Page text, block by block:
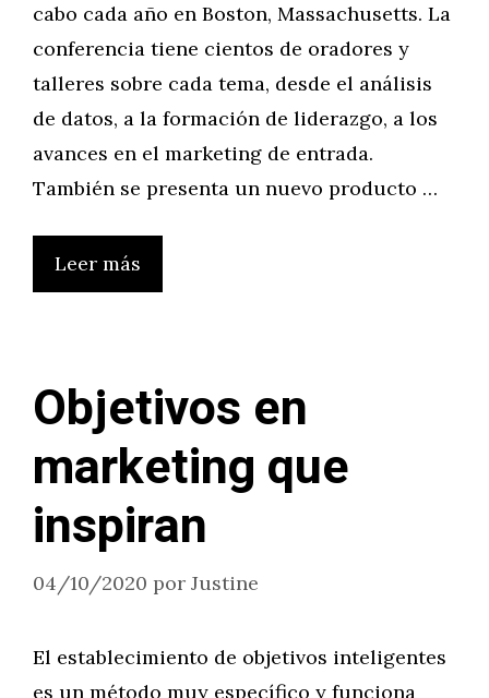
cabo cada año en Boston, Massachusetts. La
conferencia tiene cientos de oradores y
talleres sobre cada tema, desde el análisis
de datos, a la formación de liderazgo, a los
avances en el marketing de entrada.
También se presenta un nuevo producto …
Leer más
Objetivos en
marketing que
inspiran
04/10/2020 por Justine
El establecimiento de objetivos inteligentes
es un método muy específico y funciona